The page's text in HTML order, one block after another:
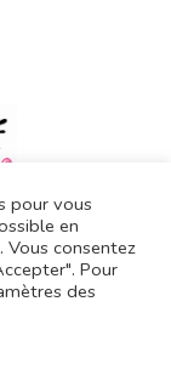
pour vous
en
consentez
Pour
des